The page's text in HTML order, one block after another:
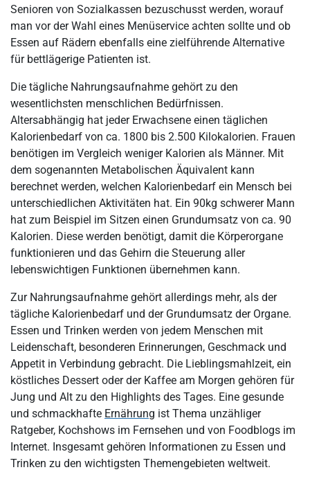
Welche Personengruppen haben ein gesetzliches Anrecht auf
eine Belieferung mit Essen auf Rädern und welche
Fördermöglichkeiten gibt es?
Was ist in Bezug auf die Bestellungen und die Menüs bei einem
Essen auf Rädern – eine gute Option für bettlägerige Menschen
Zusammenfassung und Fazit: Essen auf Rädern
Senioren von Sozialkassen bezuschusst werden, worauf
man vor der Wahl eines Menüservice achten sollte und ob
Essen auf Rädern ebenfalls eine zielführende Alternative
für bettlägerige Patienten ist.
Die tägliche Nahrungsaufnahme gehört zu den
wesentlichsten menschlichen Bedürfnissen.
Altersabhängig hat jeder Erwachsene einen täglichen
Kalorienbedarf von ca. 1800 bis 2.500 Kilokalorien. Frauen
benötigen im Vergleich weniger Kalorien als Männer. Mit
dem sogenannten Metabolischen Äquivalent kann
berechnet werden, welchen Kalorienbedarf ein Mensch bei
unterschiedlichen Aktivitäten hat. Ein 90kg schwerer Mann
hat zum Beispiel im Sitzen einen Grundumsatz von ca. 90
Kalorien. Diese werden benötigt, damit die Körperorgane
funktionieren und das Gehirn die Steuerung aller
lebenswichtigen Funktionen übernehmen kann.
Zur Nahrungsaufnahme gehört allerdings mehr, als der
tägliche Kalorienbedarf und der Grundumsatz der Organe.
Essen und Trinken werden von jedem Menschen mit
Leidenschaft, besonderen Erinnerungen, Geschmack und
Appetit in Verbindung gebracht. Die Lieblingsmahlzeit, ein
köstliches Dessert oder der Kaffee am Morgen gehören für
Jung und Alt zu den Highlights des Tages. Eine gesunde
und schmackhafte Ernährung ist Thema unzähliger
Ratgeber, Kochshows im Fernsehen und von Foodblogs im
Internet. Insgesamt gehören Informationen zu Essen und
Trinken zu den wichtigsten Themengebieten weltweit.